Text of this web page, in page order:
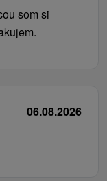
som si
06.08.2026